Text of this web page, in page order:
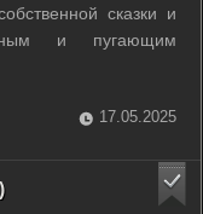
сказки и
и пугающим
17.05.2025